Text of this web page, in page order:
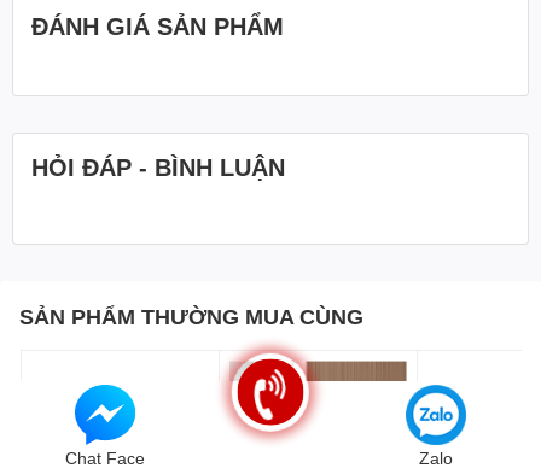
ĐÁNH GIÁ SẢN PHẨM
HỎI ĐÁP - BÌNH LUẬN
SẢN PHẨM THƯỜNG MUA CÙNG
Chat Face Zalo